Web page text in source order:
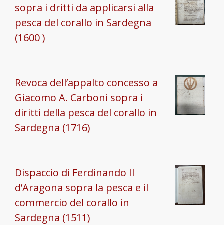
sopra i dritti da applicarsi alla
pesca del corallo in Sardegna
(1600 )
Revoca dell’appalto concesso a
Giacomo A. Carboni sopra i
diritti della pesca del corallo in
Sardegna (1716)
Dispaccio di Ferdinando II
d’Aragona sopra la pesca e il
commercio del corallo in
Sardegna (1511)